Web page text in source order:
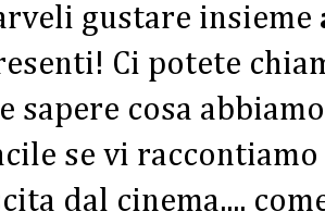
gustare insieme
Ci potete
sapere cosa
se vi
dal cinema....